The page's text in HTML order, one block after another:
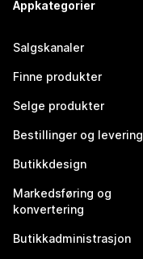
Appkategorier
Salgskanaler
Finne produkter
Selge produkter
Bestillinger og levering
Butikkdesign
Markedsføring og
konvertering
Butikkadministrasjon